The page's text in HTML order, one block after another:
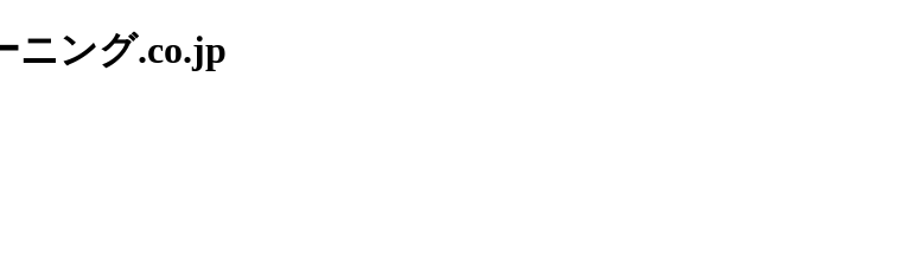
ニング.co.jp